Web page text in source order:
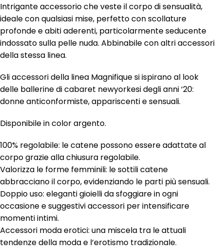
Intrigante accessorio che veste il corpo di sensualità,
ideale con qualsiasi mise, perfetto con scollature
profonde e abiti aderenti, particolarmente seducente
indossato sulla pelle nuda. Abbinabile con altri accessori
della stessa linea.
Gli accessori della linea Magnifique si ispirano al look
delle ballerine di cabaret newyorkesi degli anni ’20:
donne anticonformiste, appariscenti e sensuali.
Disponibile in color argento.
100% regolabile: le catene possono essere adattate al
corpo grazie alla chiusura regolabile.
Valorizza le forme femminili: le sottili catene
abbracciano il corpo, evidenziando le parti più sensuali.
Doppio uso: eleganti gioielli da sfoggiare in ogni
occasione e suggestivi accessori per intensificare
momenti intimi.
Accessori moda erotici: una miscela tra le attuali
tendenze della moda e l’erotismo tradizionale.